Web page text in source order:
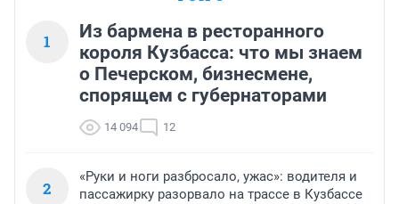
1
Из бармена в ресторанного
короля Кузбасса: что мы знаем
о Печерском, бизнесмене,
спорящем с губернаторами
14 094 12
2
«Руки и ноги разбросало, ужас»: водителя и
пассажирку разорвало на трассе в Кузбассе